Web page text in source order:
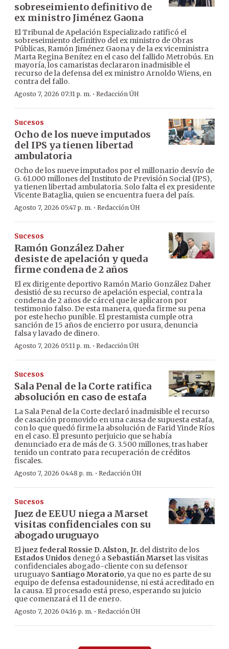
sobreseimiento definitivo de
ex ministro Jiménez Gaona
El Tribunal de Apelación Especializado ratificó el
sobreseimiento definitivo del ex ministro de Obras
Públicas, Ramón Jiménez Gaona y de la ex viceministra
Marta Regina Benítez en el caso del fallido Metrobús. En
mayoría, los camaristas declararon inadmisible el
recurso de la defensa del ex ministro Arnoldo Wiens, en
contra del fallo.
Agosto 7, 2026 07:31 p. m. · Redacción ÚH
Sucesos
Ocho de los nueve imputados
del IPS ya tienen libertad
ambulatoria
Ocho de los nueve imputados por el millonario desvío de
G. 61.000 millones del Instituto de Previsión Social (IPS),
ya tienen libertad ambulatoria. Solo falta el ex presidente
Vicente Bataglia, quien se encuentra fuera del país.
Agosto 7, 2026 05:47 p. m. · Redacción ÚH
Sucesos
Ramón González Daher
desiste de apelación y queda
firme condena de 2 años
El ex dirigente deportivo Ramón Mario González Daher
desistió de su recurso de apelación especial, contra la
condena de 2 años de cárcel que le aplicaron por
testimonio falso. De esta manera, queda firme su pena
por este hecho punible. El prestamista cumple otra
sanción de 15 años de encierro por usura, denuncia
falsa y lavado de dinero.
Agosto 7, 2026 05:11 p. m. · Redacción ÚH
Sucesos
Sala Penal de la Corte ratifica
absolución en caso de estafa
La Sala Penal de la Corte declaró inadmisible el recurso
de casación promovido en una causa de supuesta estafa,
con lo que quedó firme la absolución de Farid Yinde Ríos
en el caso. El presunto perjuicio que se había
denunciado era de más de G. 3.500 millones, tras haber
tenido un contrato para recuperación de créditos
fiscales.
Agosto 7, 2026 04:48 p. m. · Redacción ÚH
Sucesos
Juez de EEUU niega a Marset
visitas confidenciales con su
abogado uruguayo
Eljuez federal Rossie D. Alston, Jr. del distrito de los
Estados Unidos denegó a Sebastián Marset las visitas
confidenciales abogado-cliente con su defensor
uruguayo Santiago Moratorio, ya que no es parte de su
equipo de defensa estadounidense, ni está acreditado en
la causa. El procesado está preso, esperando su juicio
que comenzará el 11 de enero.
Agosto 7, 2026 04:16 p. m. · Redacción ÚH